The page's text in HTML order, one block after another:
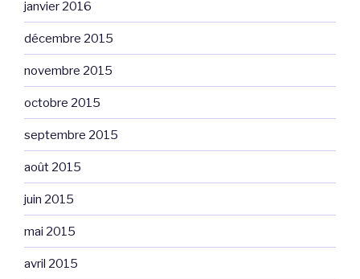
janvier 2016
décembre 2015
novembre 2015
octobre 2015
septembre 2015
août 2015
juin 2015
mai 2015
avril 2015